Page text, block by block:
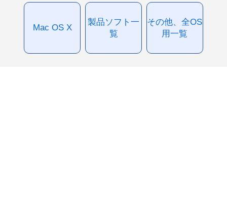
Mac OS X
製品ソフト一
覧
その他、全OS
用一覧